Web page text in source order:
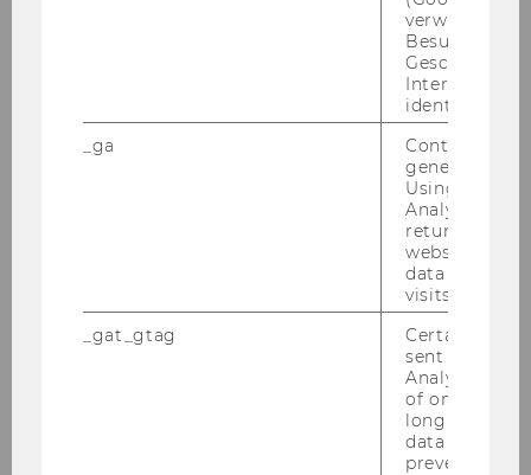
Wirkungsanalysen / SROI-Analysen
in NPOs und Sozialunternehmen, Themen:
Kinder und Jugendliche, Kultur, sozial-
stefan.schoeggl@wu.ac.at
verwendet,
Besucher
Geschlecht
Interessen zu
identifizieren.
_ga
Contains a
generated
Using this
Analytics can
returning
website and
data from
visits.
_gat_gtag
Certain data
sent to
Analytics a
of once per
long as it is
data
prevented.